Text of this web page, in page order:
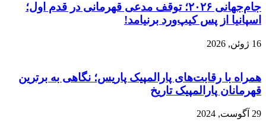
جام‌جهانی ۲۰۲۶؛ توقف مدعی قهرمانی در قدم اول؛
اسپانیا از پس کیپ‌ورد برنیامد!
16 ژوئن, 2026
همراه با رقابت‌های پارالمپیک پاریس؛ نگاهی به برترین
قهرمانان پارالمپیک تاریخ
29 آگوست, 2024